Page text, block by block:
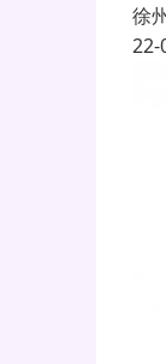
徐
22-